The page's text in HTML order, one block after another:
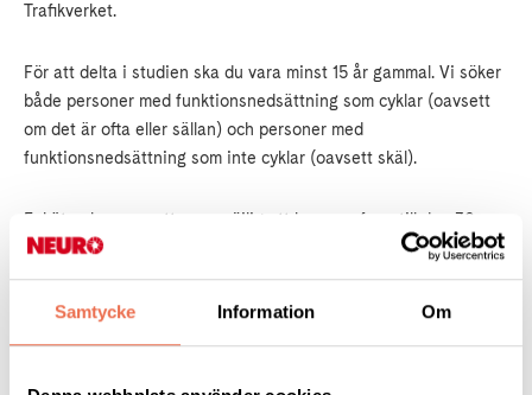
Samtycke Information Om
Trafikverket.
För att delta i studien ska du vara minst 15 år gammal. Vi söker
både personer med funktionsnedsättning som cyklar (oavsett
om det är ofta eller sällan) och personer med
funktionsnedsättning som inte cyklar (oavsett skäl).
Enkäten kommer att vara möjlig att besvara fram till den 30
november 2023.